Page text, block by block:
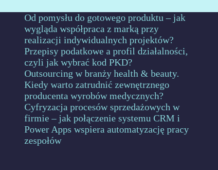
Od pomysłu do gotowego produktu – jak
wygląda współpraca z marką przy
realizacji indywidualnych projektów?
Przepisy podatkowe a profil działalności,
czyli jak wybrać kod PKD?
Outsourcing w branży health & beauty.
Kiedy warto zatrudnić zewnętrznego
producenta wyrobów medycznych?
Cyfryzacja procesów sprzedażowych w
firmie – jak połączenie systemu CRM i
Power Apps wspiera automatyzację pracy
zespołów